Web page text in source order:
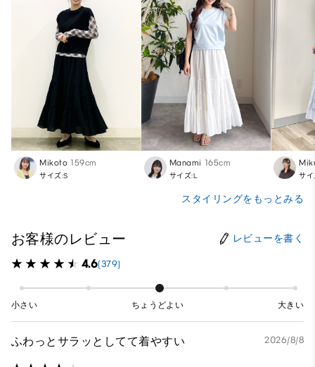
Mikoto 159cm
サイズ:S
Manami 165cm
サイズ:L サ
スタイリングをもっとみる
お客様のレビュー レビューを書く
4.6(379)
小さい ちょうどよい 大きい
ふわっとサラッとしてて着やすい 2026/8/8